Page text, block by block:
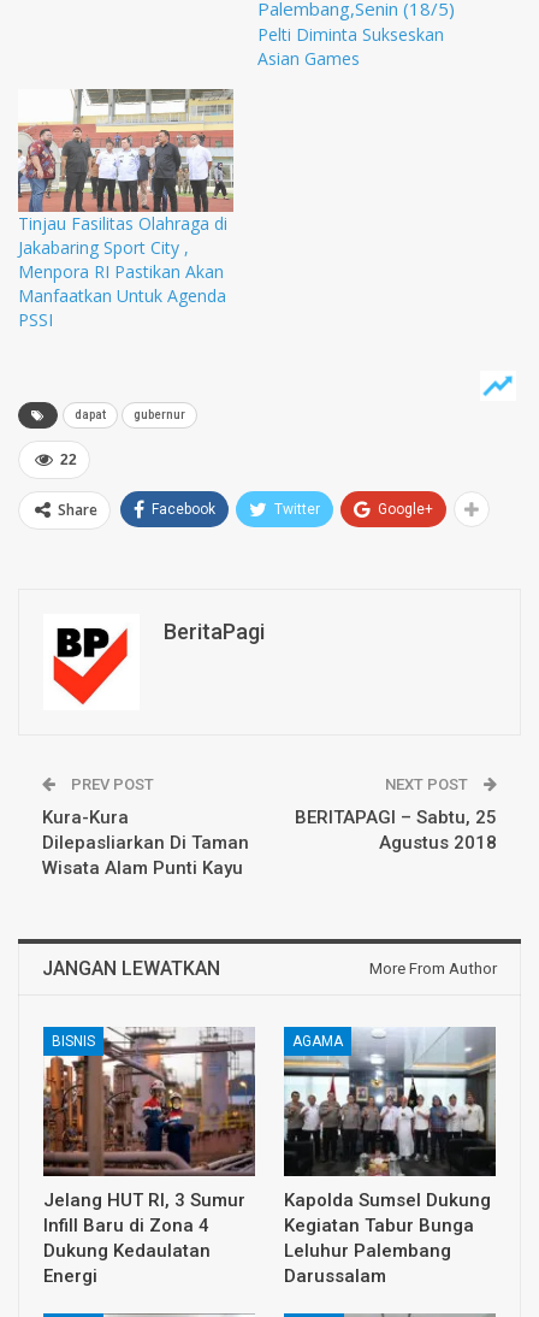
Pelti Diminta Sukseskan
Asian Games
Tinjau Fasilitas Olahraga di
Jakabaring Sport City ,
Menpora RI Pastikan Akan
Manfaatkan Untuk Agenda
PSSI
dapat gubernur
22
Share Facebook Twitter Google+
BeritaPagi
PREV POST
Kura-Kura
Dilepasliarkan Di Taman
Wisata Alam Punti Kayu
NEXT POST
BERITAPAGI – Sabtu, 25
Agustus 2018
JANGAN LEWATKAN More From Author
BISNIS
Jelang HUT RI, 3 Sumur
Infill Baru di Zona 4
Dukung Kedaulatan
Energi
AGAMA
Kapolda Sumsel Dukung
Kegiatan Tabur Bunga
Leluhur Palembang
Darussalam